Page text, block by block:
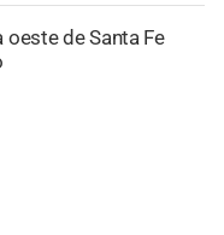
oeste de Santa Fe